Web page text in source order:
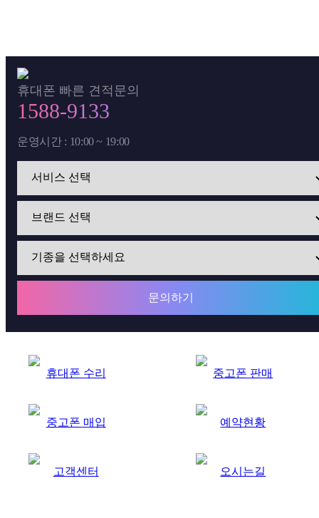
휴대폰 빠른 견적문의
1588-9133
운영시간 : 10:00 ~ 19:00
문의하기
휴대폰 수리 중고폰 판매
중고폰 매입 예약현황
고객센터 오시는길